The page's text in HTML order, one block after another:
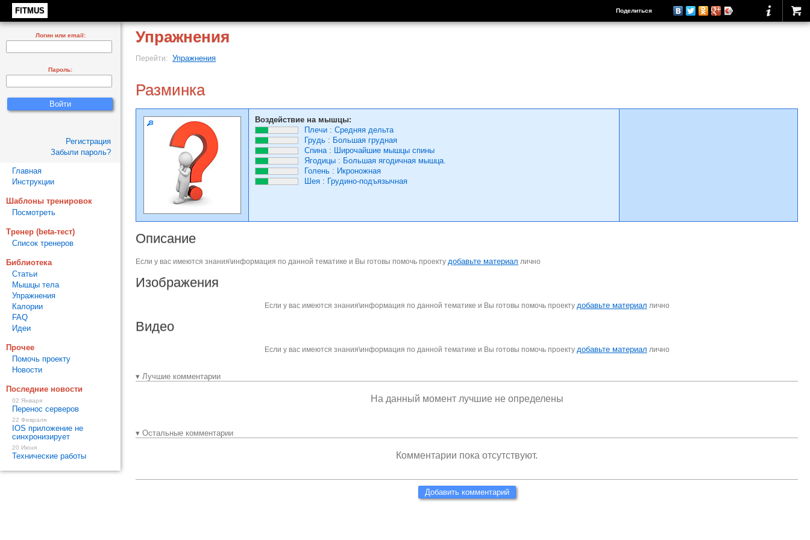
FITMUS Поделиться
Упражнения
Перейти: Упражнения
Разминка
Воздействие на мышцы:
Плечи : Средняя дельта
Грудь : Большая грудная
Спина: Широчайшие мышцы спины
Ягодицы : Большая ягодичная мышца.
Голень : Икроножная
Шея : Грудино-подъязычная
Описание
Если у вас имеются знания\информация по данной тематике и Вы готовы помочь проекту добавьте материал лично
Изображения
Если у вас имеются знания\информация по данной тематике и Вы готовы помочь проекту добавьте материал лично
Видео
Если у вас имеются знания\информация по данной тематике и Вы готовы помочь проекту добавьте материал лично
▾ Лучшие комментарии
На данный момент лучшие не определены
▾ Остальные комментарии
Комментарии пока отсутствуют.
Добавить комментарий
Логин или email:
Пароль:
Регистрация
Забыли пароль?
Главная
Инструкции
Шаблоны тренировок
Посмотреть
Тренер (beta-тест)
Список тренеров
Библиотека
Статьи
Мышцы тела
Упражнения
Калории
FAQ
Идеи
Прочее
Помочь проекту
Новости
Последние новости
02 Января
Перенос серверов
22 Февраля
IOS приложение не
синхронизирует
20 Июня
Технические работы